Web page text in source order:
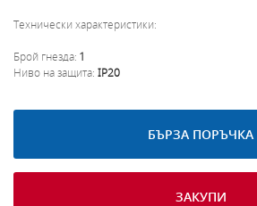
Технически характеристики:
Брой гнезда: 1
Ниво на защита: IP20
БЪРЗА ПОРЪЧКА
ЗАКУПИ